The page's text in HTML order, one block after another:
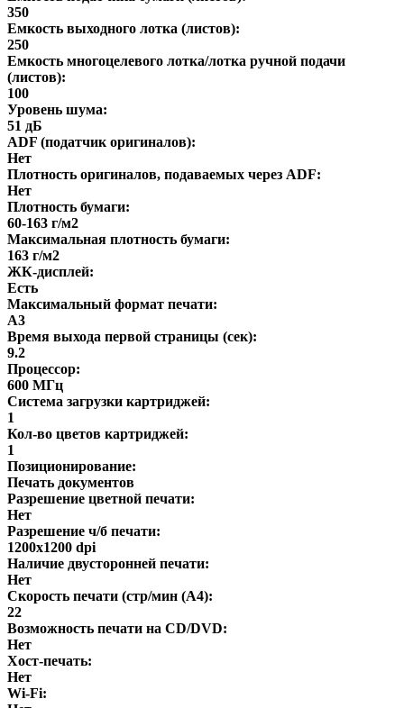
350
Емкость выходного лотка (листов):
250
Емкость многоцелевого лотка/лотка ручной подачи
(листов):
100
Уровень шума:
51 дБ
ADF (податчик оригиналов):
Нет
Плотность оригиналов, подаваемых через ADF:
Нет
Плотность бумаги:
60-163 г/м2
Максимальная плотность бумаги:
163 г/м2
ЖК-дисплей:
Есть
Максимальный формат печати:
A3
Время выхода первой страницы (сек):
9.2
Процессор:
600 МГц
Система загрузки картриджей:
1
Кол-во цветов картриджей:
1
Позиционирование:
Печать документов
Разрешение цветной печати:
Нет
Разрешение ч/б печати:
1200x1200 dpi
Наличие двусторонней печати:
Нет
Скорость печати (стр/мин (A4):
22
Возможность печати на CD/DVD:
Нет
Хост-печать:
Нет
Wi-Fi: